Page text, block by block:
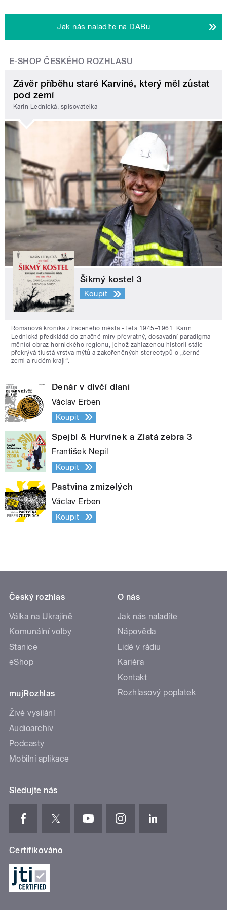
Jak nás naladíte na DABu
E-SHOP ČESKÉHO ROZHLASU
Závěr příběhu staré Karviné, který měl zůstat
pod zemí
Karin Lednická, spisovatelka
Šikmý kostel 3
Koupit
Románová kronika ztraceného města - léta 1945–1961. Karin
Lednická předkládá do značné míry převratný, dosavadní paradigma
měnící obraz hornického regionu, jehož zahlazenou historii stále
překrývá tlustá vrstva mýtů a zakořeněných stereotypů o „černé
zemi a rudém kraji“.
Denár v dívčí dlani
Václav Erben
Koupit
Spejbl & Hurvínek a Zlatá zebra 3
František Nepil
Koupit
Pastvina zmizelých
Václav Erben
Koupit
Český rozhlas
Válka na Ukrajině
Komunální volby
Stanice
eShop
mujRozhlas
Živé vysílání
Audioarchiv
Podcasty
Mobilní aplikace
O nás
Jak nás naladíte
Nápověda
Lidé v rádiu
Kariéra
Kontakt
Rozhlasový poplatek
Sledujte nás
Certifikováno